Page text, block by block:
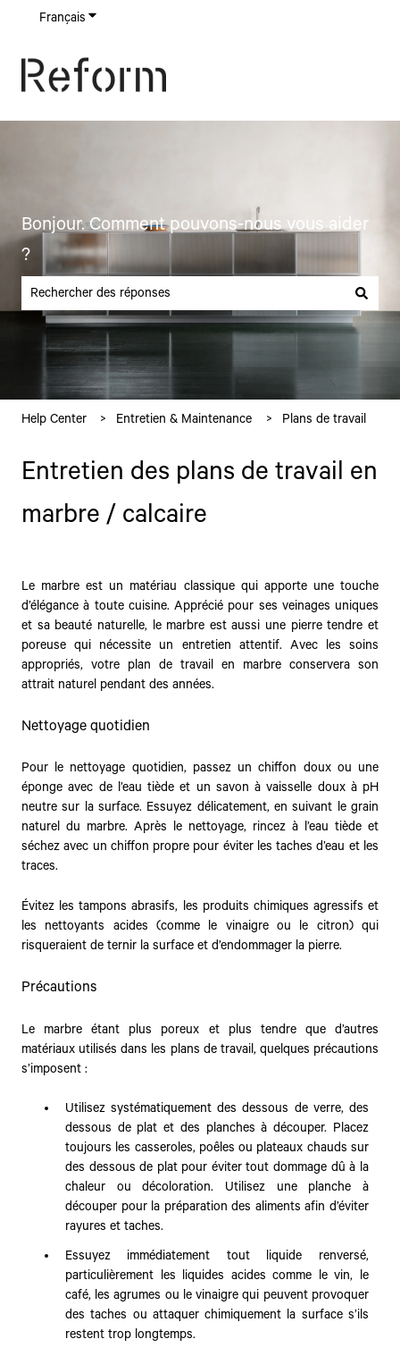
Français Afficher le sous-menu pour les traductions
Bonjour. Comment pouvons-nous vous aider
?
Il n'y a aucune suggestion car le champ de recherche est vide.
Help Center Entretien & Maintenance Plans de travail
Entretien des plans de travail en
marbre / calcaire
Le marbre est un matériau classique qui apporte une touche
d’élégance à toute cuisine. Apprécié pour ses veinages uniques
et sa beauté naturelle, le marbre est aussi une pierre tendre et
poreuse qui nécessite un entretien attentif. Avec les soins
appropriés, votre plan de travail en marbre conservera son
attrait naturel pendant des années.
Nettoyage quotidien
Pour le nettoyage quotidien, passez un chiffon doux ou une
éponge avec de l’eau tiède et un savon à vaisselle doux à pH
neutre sur la surface. Essuyez délicatement, en suivant le grain
naturel du marbre. Après le nettoyage, rincez à l’eau tiède et
séchez avec un chiffon propre pour éviter les taches d’eau et les
traces.
Évitez les tampons abrasifs, les produits chimiques agressifs et
les nettoyants acides (comme le vinaigre ou le citron) qui
risqueraient de ternir la surface et d’endommager la pierre.
Précautions
Le marbre étant plus poreux et plus tendre que d’autres
matériaux utilisés dans les plans de travail, quelques précautions
s’imposent :
Utilisez systématiquement des dessous de verre, des
dessous de plat et des planches à découper. Placez
toujours les casseroles, poêles ou plateaux chauds sur
des dessous de plat pour éviter tout dommage dû à la
chaleur ou décoloration. Utilisez une planche à
découper pour la préparation des aliments afin d’éviter
rayures et taches.
Essuyez immédiatement tout liquide renversé,
particulièrement les liquides acides comme le vin, le
café, les agrumes ou le vinaigre qui peuvent provoquer
des taches ou attaquer chimiquement la surface s’ils
restent trop longtemps.